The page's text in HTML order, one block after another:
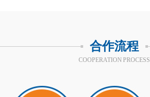
合作流程
COOPERATION PROCESS